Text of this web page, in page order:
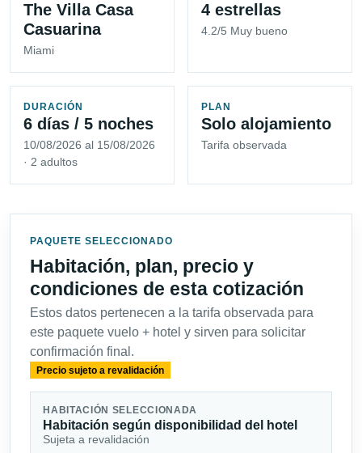
The Villa Casa
Casuarina
Miami
4 estrellas
4.2/5 Muy bueno
DURACIÓN
6 días / 5 noches
10/08/2026 al 15/08/2026
· 2 adultos
PLAN
Solo alojamiento
Tarifa observada
PAQUETE SELECCIONADO
Habitación, plan, precio y
condiciones de esta cotización
Estos datos pertenecen a la tarifa observada para
este paquete vuelo + hotel y sirven para solicitar
confirmación final.
Precio sujeto a revalidación
HABITACIÓN SELECCIONADA
Habitación según disponibilidad del hotel
Sujeta a revalidación